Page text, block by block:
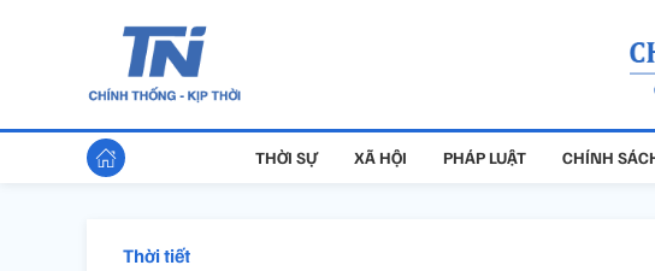
THỜI SỰ XÃ HỘI PHÁP LUẬT CHÍNH
Thời tiết